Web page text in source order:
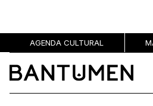
AGENDA CULTURAL